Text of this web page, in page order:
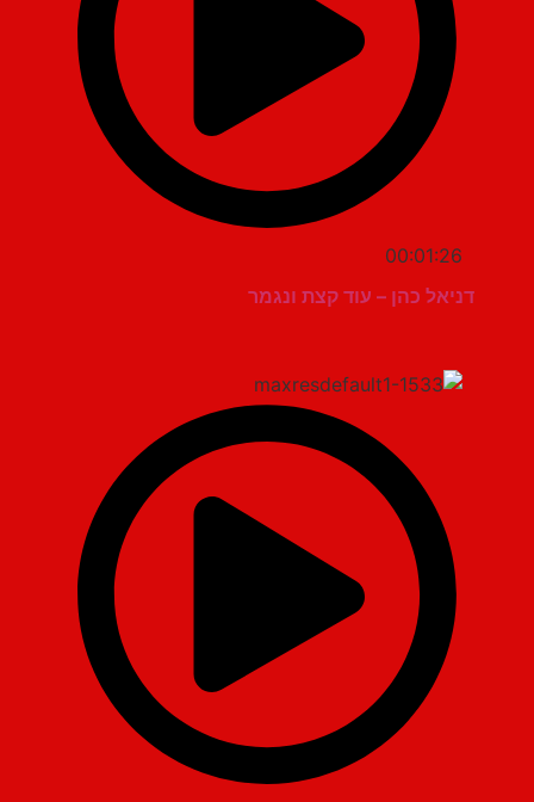
00:01:26
דניאל כהן – עוד קצת ונגמר